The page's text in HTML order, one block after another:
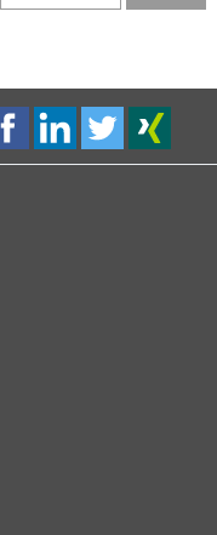
SEITE
SEITE